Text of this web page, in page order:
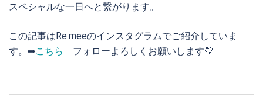
スペシャルな一日へと繋がります。
この記事はRe:meeのインスタグラムでご紹介していま
す。➡こちら フォローよろしくお願いします💛